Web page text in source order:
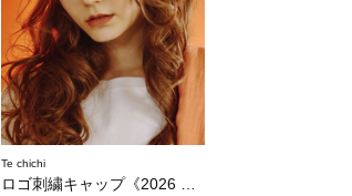
Te chichi
ロゴ刺繍キャップ《2026 SUMMER LOOK item》